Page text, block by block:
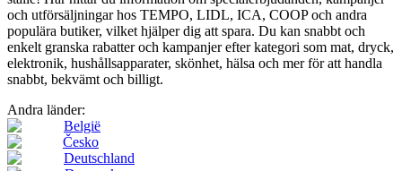
och utförsäljningar hos TEMPO, LIDL, ICA, COOP och andra
populära butiker, vilket hjälper dig att spara. Du kan snabbt och
enkelt granska rabatter och kampanjer efter kategori som mat, dryck,
elektronik, hushållsapparater, skönhet, hälsa och mer för att handla
snabbt, bekvämt och billigt.
Andra länder:
België
Česko
Deutschland